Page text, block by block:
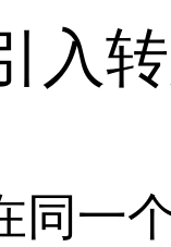
入
同一